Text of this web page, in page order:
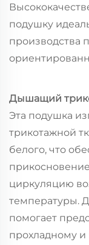
подушку
производства
Дышащий
Эта подушка
трикотажной
белого, что
циркуляцию
температуры.
помогает
прохладному